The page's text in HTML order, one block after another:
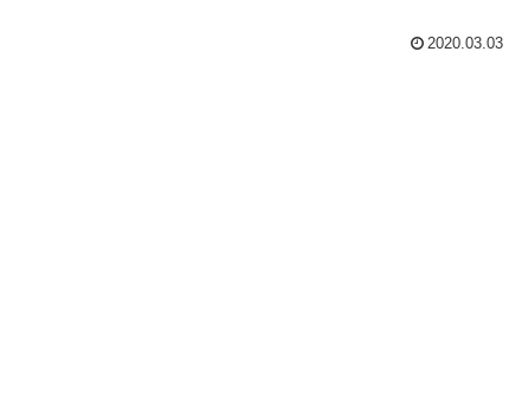
2020.03.03